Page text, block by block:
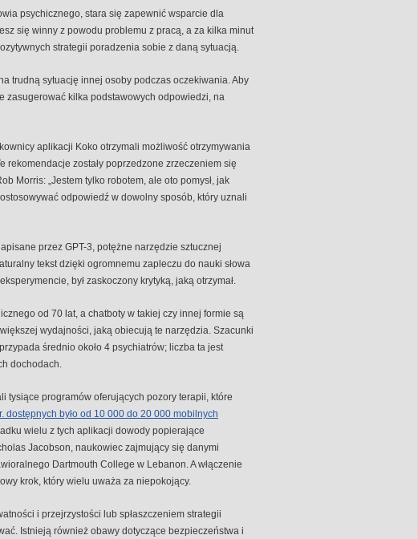
psychicznego, stara się zapewnić wsparcie dla
się winny z powodu problemu z pracą, a za kilka minut
strategii poradzenia sobie z daną sytuacją.
trudną sytuację innej osoby podczas oczekiwania. Aby
zasugerować kilka podstawowych odpowiedzi, na
aplikacji Koko otrzymali możliwość otrzymywania
zostały poprzedzone zrzeczeniem się
Morris: „Jestem tylko robotem, ale oto pomysł, jak
odpowiedź w dowolny sposób, który uznali
przez GPT-3, potężne narzędzie sztucznej
tekst dzięki ogromnemu zapleczu do nauki słowa
był zaskoczony krytyką, jaką otrzymał.
od 70 lat, a chatboty w takiej czy innej formie są
wydajności, jaką obiecują te narzędzia. Szacunki
średnio około 4 psychiatrów; liczba ta jest
dochodach.
tysiące programów oferujących pozory terapii, które
dostępnych było od 10 000 do 20 000 mobilnych
wielu z tych aplikacji dowody popierające
Jacobson, naukowiec zajmujący się danymi
Dartmouth College w Lebanon. A włączenie
krok, który wielu uważa za niepokojący.
i przejrzystości lub spłaszczeniem strategii
Istnieją również obawy dotyczące bezpieczeństwa i